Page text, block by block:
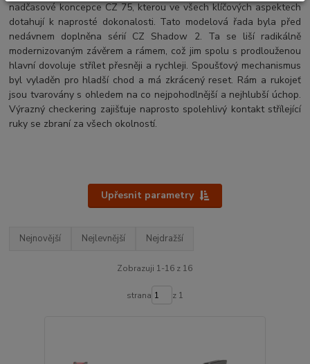
nadčasové koncepce CZ 75, kterou ve všech klíčových aspektech
dotahují k naprosté dokonalosti. Tato modelová řada byla před
nedávnem doplněna sérií CZ Shadow 2. Ta se liší radikálně
modernizovaným závěrem a rámem, což jim spolu s prodlouženou
hlavní dovoluje střílet přesněji a rychleji. Spoušťový mechanismus
byl vyladěn pro hladší chod a má zkrácený reset. Rám a rukojeť
jsou tvarovány s ohledem na co nejpohodlnější a nejhlubší úchop.
Výrazný checkering zajišťuje naprosto spolehlivý kontakt střílející
ruky se zbraní za všech okolností.
Upřesnit parametry
Nejnovější Nejlevnější Nejdražší
Zobrazuji 1-16 z 16
strana z 1